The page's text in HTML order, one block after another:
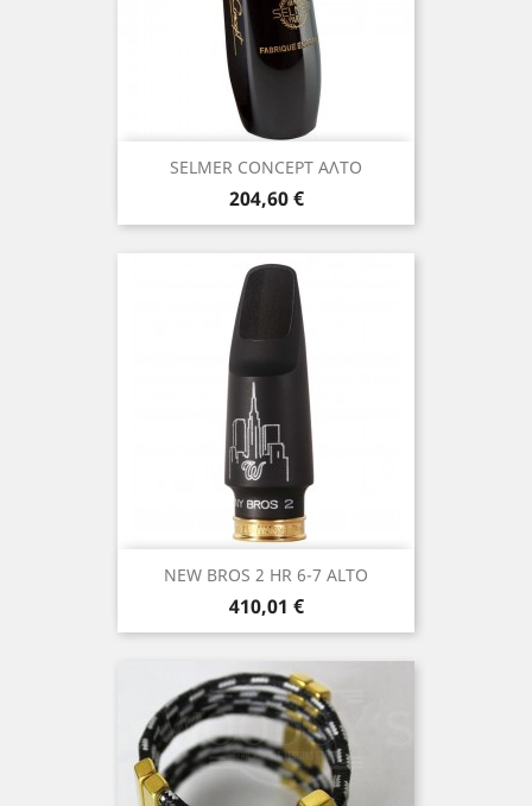
SELMER CONCEPT ΑΛΤΟ
Τιμή
204,60 €
NEW BROS 2 HR 6-7 ALTO
Τιμή
410,01 €